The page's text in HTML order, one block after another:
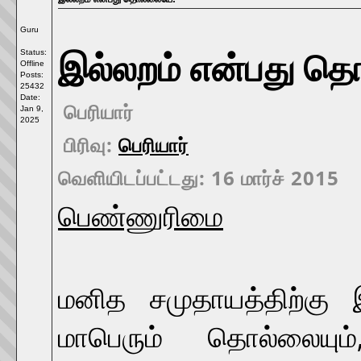
Guru
Status:
Offline
Posts:
25432
Date:
Jan 9,
2025
இல்லறம் என்பது
பெரியார்
பிரிவு: பெரியார்
வெளியிடப்பட்டது: 16 மார்ச் 2015
பெண்ணுரிமை
மனித
மாபெரும்